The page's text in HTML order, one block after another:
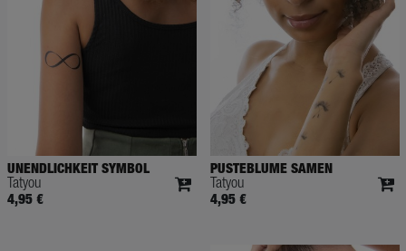
UNENDLICHKEIT SYMBOL
Tatyou
4,95 €
PUSTEBLUME SAMEN
Tatyou
4,95 €